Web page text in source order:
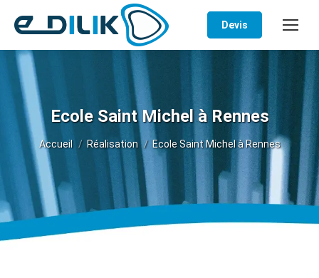
Devis
Ecole Saint Michel à Rennes
Vous êtes ici :
Accueil Réalisation Ecole Saint Michel à Rennes